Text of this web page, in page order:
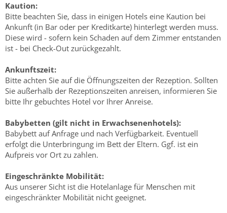
Kaution:
Bitte beachten Sie, dass in einigen Hotels eine Kaution bei
Ankunft (in Bar oder per Kreditkarte) hinterlegt werden muss.
Diese wird - sofern kein Schaden auf dem Zimmer entstanden
ist - bei Check-Out zurückgezahlt.
Ankunftszeit:
Bitte achten Sie auf die Öffnungszeiten der Rezeption. Sollten
Sie außerhalb der Rezeptionszeiten anreisen, informieren Sie
bitte Ihr gebuchtes Hotel vor Ihrer Anreise.
Babybetten (gilt nicht in Erwachsenenhotels):
Babybett auf Anfrage und nach Verfügbarkeit. Eventuell
erfolgt die Unterbringung im Bett der Eltern. Ggf. ist ein
Aufpreis vor Ort zu zahlen.
Eingeschränkte Mobilität:
Aus unserer Sicht ist die Hotelanlage für Menschen mit
eingeschränkter Mobilität nicht geeignet.